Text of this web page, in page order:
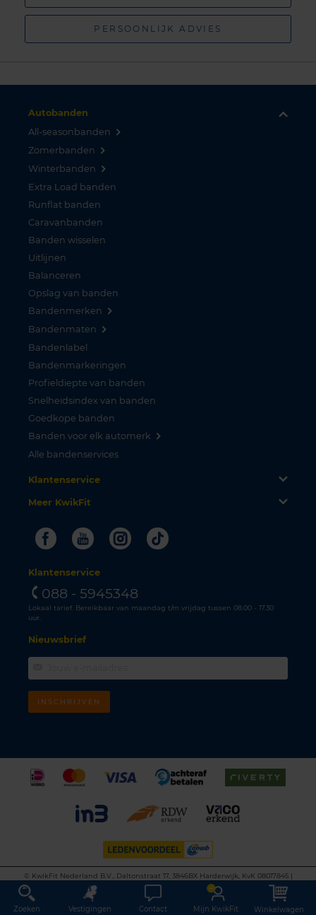
PERSOONLIJK ADVIES
Autobanden
All-seasonbanden
Zomerbanden
Winterbanden
Extra Load banden
Runflat banden
Caravanbanden
Banden wisselen
Uitlijnen
Balanceren
Opslag van banden
Bandenmerken
Bandenmaten
Bandenlabel
Bandenmarkeringen
Profieldiepte van banden
Snelheidsindex van banden
Goedkope banden
Banden voor elk automerk
Alle bandenservices
Klantenservice
Meer KwikFit
FacebookYoutubeInstagram
Tiktok
Klantenservice
088 - 5945348
Lokaal tarief. Bereikbaar van maandag t/m vrijdag tussen 08.00 - 17.30
uur.
Nieuwsbrief
INSCHRIJVEN
©
KwikFit Nederland B.V., Daltonstraat 17, 3846BX Harderwijk, KvK 08017845 |
Algemene voorwaarden
Privacyverklaring Cookiebeleid
Disclaimer
This site is protected by reCAPTCHA and the Google
Privacy Policy
Terms of
Service apply.
Zoeken Vestigingen Contact Mijn KwikFit Winkelwagen